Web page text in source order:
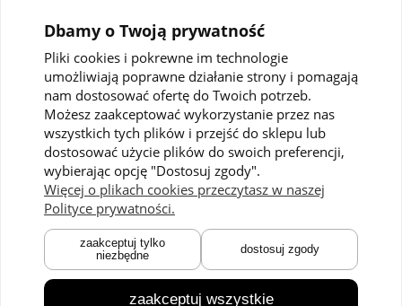
Pomoc
Polityka prywatności
Regulaminy
Kontakt
Moje konto
Twoje zamówienia
Ustawienia konta
Przechowalnia
Płatności i dostawa
Zwroty i reklamacje
O nas
O marce
Technologie
Dbamy o Twoją prywatność
Pliki cookies i pokrewne im technologie
umożliwiają poprawne działanie strony i pomagają
nam dostosować ofertę do Twoich potrzeb.
Możesz zaakceptować wykorzystanie przez nas
wszystkich tych plików i przejść do sklepu lub
dostosować użycie plików do swoich preferencji,
wybierając opcję "Dostosuj zgody".
Więcej o plikach cookies przeczytasz w naszej
Polityce prywatności.
zaakceptuj tylko
niezbędne
dostosuj zgody
zaakceptuj wszystkie